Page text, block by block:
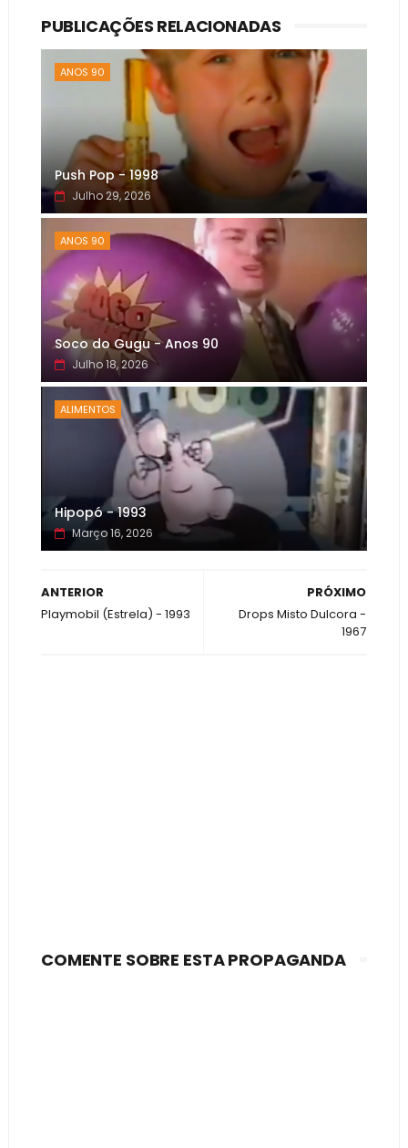
PUBLICAÇÕES RELACIONADAS
ANOS 90
Push Pop - 1998
Julho 29, 2026
ANOS 90
Soco do Gugu - Anos 90
Julho 18, 2026
ALIMENTOS
Hipopó - 1993
Março 16, 2026
PRÓXIMO
Drops Misto Dulcora -
1967
ANTERIOR
Playmobil (Estrela) - 1993
COMENTE SOBRE ESTA PROPAGANDA